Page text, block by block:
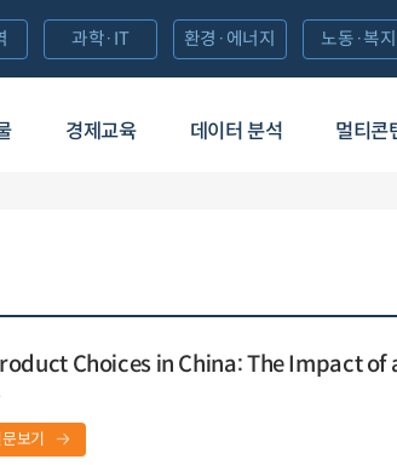
경제교육 데이터 분석 멀티콘
과학·IT 환경·에너지 노동·복지
Choices in China: The Impact of
보기